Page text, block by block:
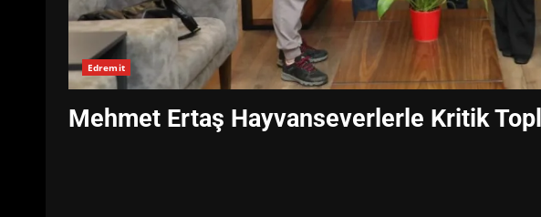
Edremit
Mehmet Ertaş Hayvanseverlerle Kritik